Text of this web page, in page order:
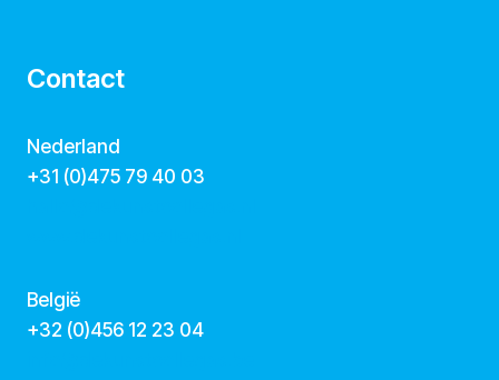
Contact
Nederland
+31 (0)475 79 40 03
België
‭+32 (0)456 12 23 04‬